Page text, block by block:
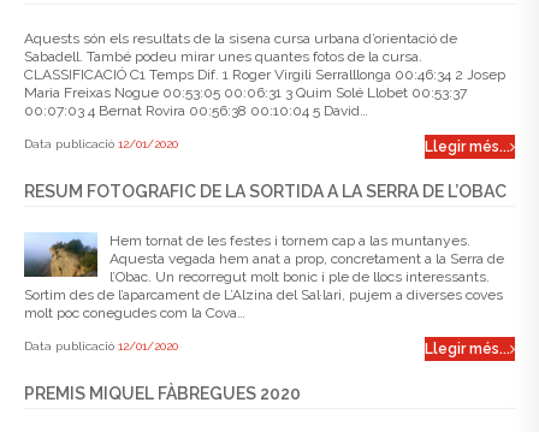
Aquests són els resultats de la sisena cursa urbana d’orientació de
Sabadell. També podeu mirar unes quantes fotos de la cursa.
CLASSIFICACIÓ C1 Temps Dif. 1 Roger Virgili Serralllonga 00:46:34 2 Josep
Maria Freixas Nogue 00:53:05 00:06:31 3 Quim Solé Llobet 00:53:37
00:07:03 4 Bernat Rovira 00:56:38 00:10:04 5 David…
Data publicació 12/01/2020 Llegir més...
RESUM FOTOGRAFIC DE LA SORTIDA A LA SERRA DE L’OBAC
Hem tornat de les festes i tornem cap a las muntanyes.
Aquesta vegada hem anat a prop, concretament a la Serra de
l’Obac. Un recorregut molt bonic i ple de llocs interessants.
Sortim des de l’aparcament de L’Alzina del Sal·lari, pujem a diverses coves
molt poc conegudes com la Cova…
Data publicació 12/01/2020 Llegir més...
PREMIS MIQUEL FÀBREGUES 2020